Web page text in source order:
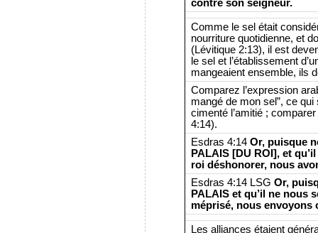
contre son seigneur.
Comme le sel était
nourriture quotidienne, et
(Lévitique 2:13), il est
le sel et l’établissement
mangeaient ensemble, ils
Comparez l’expression
mangé de mon sel”, ce qui
cimenté l’amitié ; comparer
4:14).
Esdras 4:14 Or, puisque
PALAIS [DU ROI], et
roi déshonorer, nous
Esdras 4:14 LSG Or,
PALAIS et qu’il ne nous
méprisé, nous envoyons
Les alliances étaient